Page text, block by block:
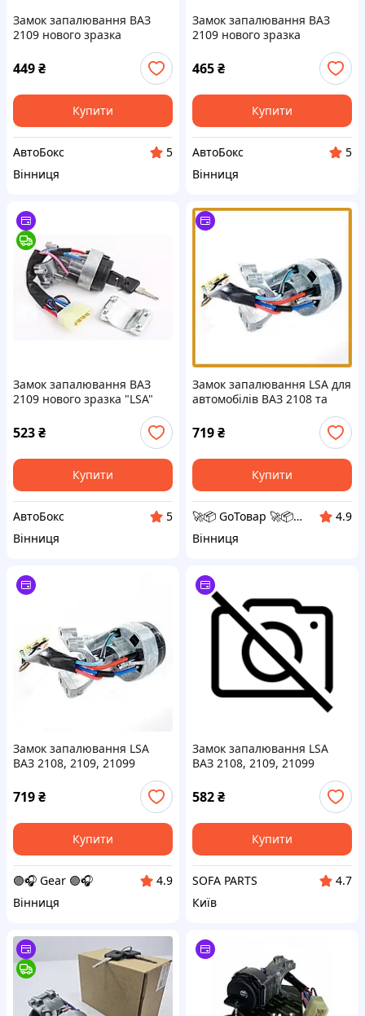
Замок запалювання ВАЗ
2109 нового зразка
449₴
Купити
АвтоБокс
5
Вінниця
Замок запалювання ВАЗ
2109 нового зразка
465₴
Купити
АвтоБокс
5
Вінниця
Замок запалювання ВАЗ
2109 нового зразка "LSA"
523₴
Купити
АвтоБокс
5
Вінниця
Замок запалювання LSA для
автомобілів ВАЗ 2108 та
2109, модель нового зразка,
пусковий замок
запалювання ВАЗ
719₴
Купити
🚀📦 GoТовар 🚀📦 мережа інтернет магазинів
4.9
Вінниця
Замок запалювання LSA
ВАЗ 2108, 2109, 21099
3704005-30)
719₴
Купити
🟣🎧 Gear 🟣🎧
4.9
Вінниця
Замок запалювання LSA
ВАЗ 2108, 2109, 21099
3704005-30)
582₴
Купити
SOFA PARTS
4.7
Київ